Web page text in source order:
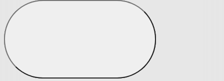
Prostěradla